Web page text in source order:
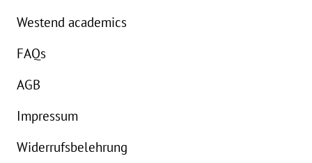
Westend academics
FAQs
AGB
Impressum
Widerrufsbelehrung